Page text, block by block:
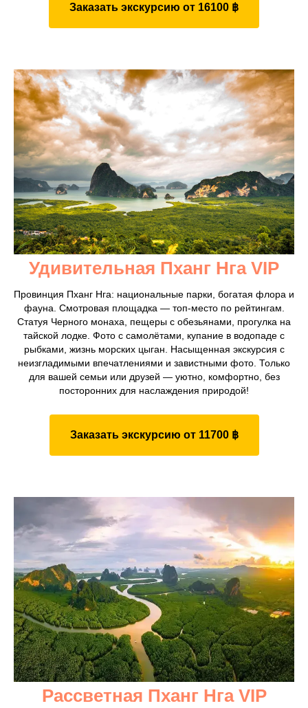
Заказать экскурсию от 16100 ฿
Удивительная Пханг Нга VIP
Провинция Пханг Нга: национальные парки, богатая флора и
фауна. Смотровая площадка — топ-место по рейтингам.
Статуя Черного монаха, пещеры с обезьянами, прогулка на
тайской лодке. Фото с самолётами, купание в водопаде с
рыбками, жизнь морских цыган. Насыщенная экскурсия с
неизгладимыми впечатлениями и завистными фото. Только
для вашей семьи или друзей — уютно, комфортно, без
посторонних для наслаждения природой!
Заказать экскурсию от 11700 ฿
Рассветная Пханг Нга VIP